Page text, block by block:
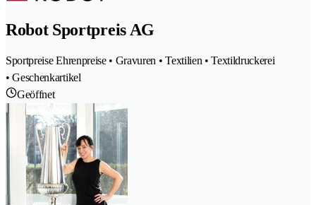
Robot Sportpreis AG
Sportpreise Ehrenpreise • Gravuren • Textilien • Textildruckerei
• Geschenkartikel
Geöffnet